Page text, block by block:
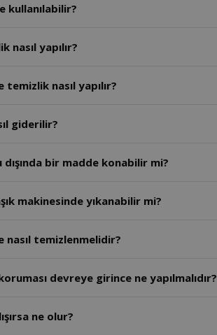
kullanılabilir?
nasıl yapılır?
nasıl yapılır?
giderilir?
dışında bir madde konabilir mi?
makinesinde yıkanabilir mi?
nasıl temizlenmelidir?
devreye girince ne yapılmalıdır?
ne olur?